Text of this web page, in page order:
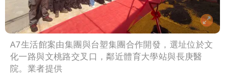
A7生活館案由集團與台塑集團合作開發，選址位於文
化一路與文桃路交叉口，鄰近體育大學站與長庚醫
院。業者提供